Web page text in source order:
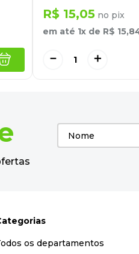
R$ 15,05 no pix
em até 1x de R$ 15,
＋
－
os departamentos